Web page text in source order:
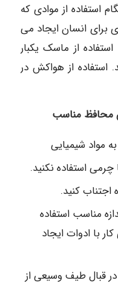
استفاده از موادی که
برای انسان ایجاد می
از ماسک یکبار
استفاده از هواکش در
محافظ مناسب
مواد شیمیایی
استفاده نکنید.
اجتناب کنید.
مناسب استفاده
با ادوات ایجاد
قبال طیف وسیعی از